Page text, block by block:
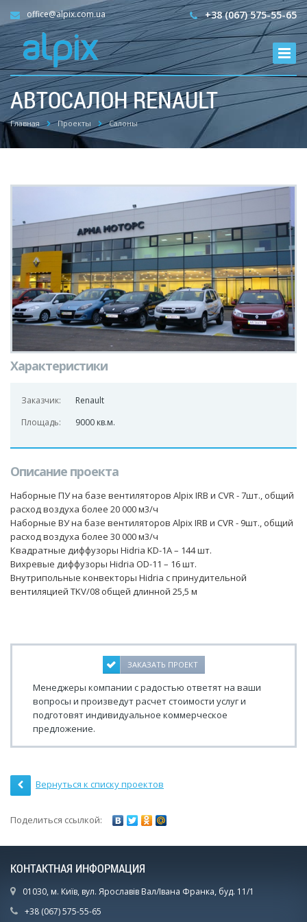
+38 (067) 575-55-65
office@alpix.com.ua
АВТОСАЛОН RENAULT
Главная Проекты Салоны
Характеристики
Заказчик:
Renault
Площадь:
9000 кв.м.
Описание проекта
Наборные ПУ на базе вентиляторов Alpix IRB и CVR - 7шт., общий
расход воздуха более 20 000 м3/ч
Наборные ВУ на базе вентиляторов Alpix IRB и СVR - 9шт., общий
расход воздуха более 30 000 м3/ч
Квадратные диффузоры Hidria KD-1A – 144 шт.
Вихревые диффузоры Hidria OD-11 – 16 шт.
Внутрипольные конвекторы Hidria с принудительной
вентиляцией TKV/08 общей длинной 25,5 м
ЗАКАЗАТЬ ПРОЕКТ
Менеджеры компании с радостью ответят на ваши
вопросы и произведут расчет стоимости услуг и
подготовят индивидуальное коммерческое
предложение.
Вернуться к списку проектов
Поделиться ссылкой:
КОНТАКТНАЯ ИНФОРМАЦИЯ
01030, м. Київ, вул. Ярославів Вал/Івана Франка, буд. 11/1
+38 (067) 575-55-65